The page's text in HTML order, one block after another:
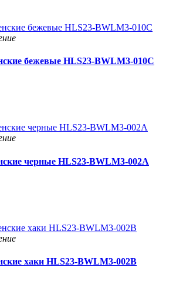
бежевые HLS23-BWLM3-010C
черные HLS23-BWLM3-002A
хаки HLS23-BWLM3-002B